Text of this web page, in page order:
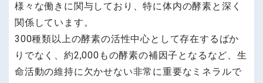
様々な働きに関与しており、特に体内の酵素と深く
関係しています。
300種類以上の酵素の活性中心として存在するばか
りでなく、約2,000もの酵素の補因子となるなど、生
命活動の維持に欠かせない非常に重要なミネラルで